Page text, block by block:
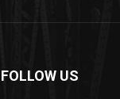
FOLLOW US